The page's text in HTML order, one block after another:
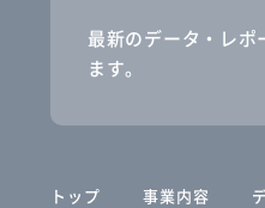
最新のデータ・レポ
ます。
トップ 事業内容